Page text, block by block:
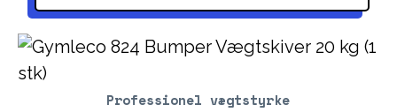
Professionel vægtstyrke